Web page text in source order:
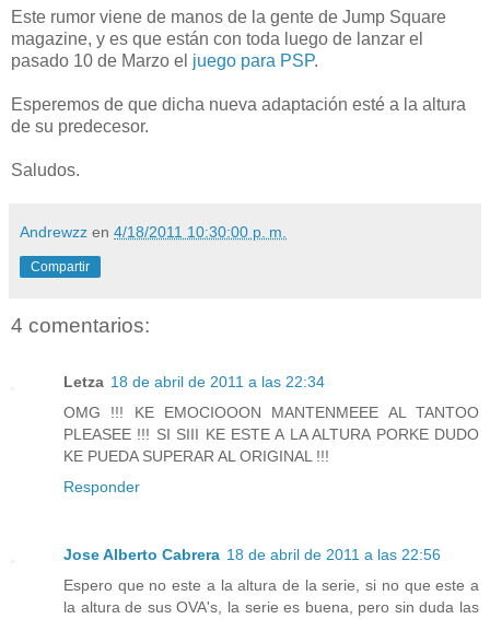
Este rumor viene de manos de la gente de Jump Square
magazine, y es que están con toda luego de lanzar el
pasado 10 de Marzo el juego para PSP.
Esperemos de que dicha nueva adaptación esté a la altura
de su predecesor.
Saludos.
Andrewzz en 4/18/2011 10:30:00 p. m.
Compartir
4 comentarios:
Letza 18 de abril de 2011 a las 22:34
OMG !!! KE EMOCIOOON MANTENMEEE AL TANTOO
PLEASEE !!! SI SIII KE ESTE A LA ALTURA PORKE DUDO
KE PUEDA SUPERAR AL ORIGINAL !!!
Responder
Jose Alberto Cabrera 18 de abril de 2011 a las 22:56
Espero que no este a la altura de la serie, si no que este a
la altura de sus OVA's, la serie es buena, pero sin duda las